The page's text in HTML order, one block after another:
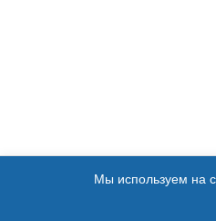
Мы используем на